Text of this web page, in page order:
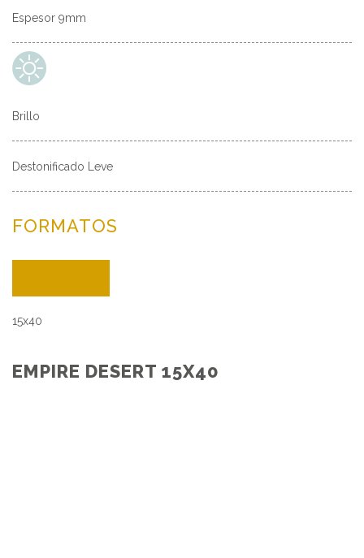
Espesor 9mm
Brillo
Destonificado Leve
FORMATOS
15x40
EMPIRE DESERT 15X40